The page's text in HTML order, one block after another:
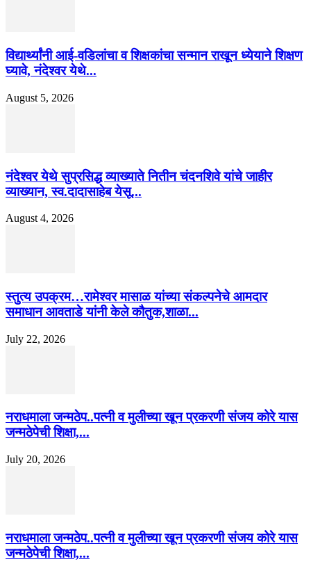
विद्यार्थ्यांनी आई-वडिलांचा व शिक्षकांचा सन्मान राखून ध्येयाने शिक्षण
घ्यावे, नंदेश्वर येथे...
August 5, 2026
नंदेश्वर येथे सुप्रसिद्ध व्याख्याते नितीन चंदनशिवे यांचे जाहीर
व्याख्यान, स्व.दादासाहेब येसू...
August 4, 2026
स्तुत्य उपक्रम…रामेश्वर मासाळ यांच्या संकल्पनेचे आमदार
समाधान आवताडे यांनी केले कौतुक,शाळा...
July 22, 2026
नराधमाला जन्मठेप..पत्नी व मुलीच्या खून प्रकरणी संजय कोरे यास
जन्मठेपेची शिक्षा,...
July 20, 2026
नराधमाला जन्मठेप..पत्नी व मुलीच्या खून प्रकरणी संजय कोरे यास
जन्मठेपेची शिक्षा,...